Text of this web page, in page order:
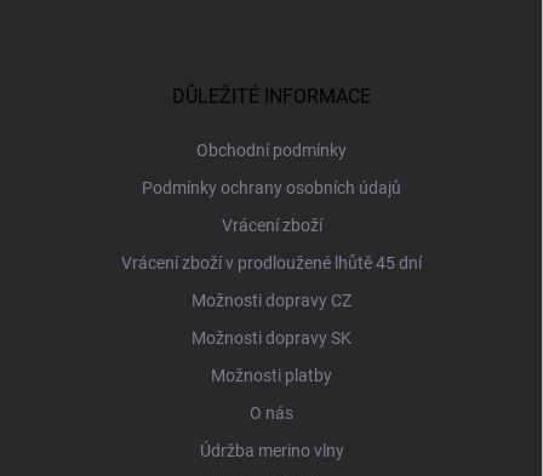
DŮLEŽITÉ INFORMACE
Obchodní podmínky
Podmínky ochrany osobních údajů
Vrácení zboží
Vrácení zboží v prodloužené lhůtě 45 dní
Možnosti dopravy CZ
Možnosti dopravy SK
Možnosti platby
O nás
Údržba merino vlny